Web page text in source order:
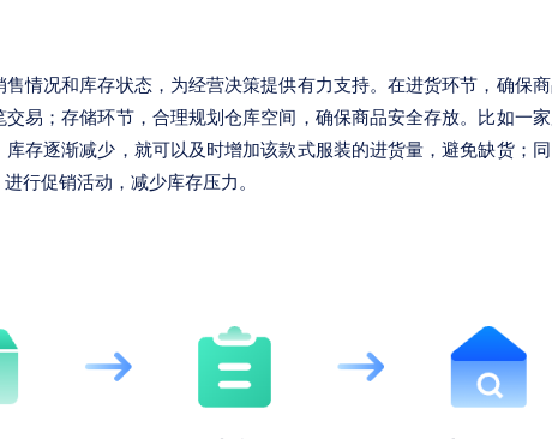
情况和库存状态，为经营决策提供有力支持。在进货环节，确保
易；存储环节，合理规划仓库空间，确保商品安全存放。比如一
存逐渐减少，就可以及时增加该款式服装的进货量，避免缺货；
行促销活动，减少库存压力。